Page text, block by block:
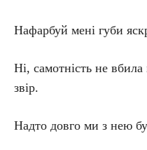
Нафарбуй мені губи
Ні, самотність не
звір.
Надто довго ми з нею